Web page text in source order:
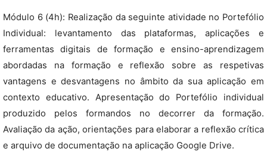
Módulo 6 (4h): Realização da seguinte atividade no Portefólio
Individual: levantamento das plataformas, aplicações e
ferramentas digitais de formação e ensino-aprendizagem
abordadas na formação e reflexão sobre as respetivas
vantagens e desvantagens no âmbito da sua aplicação em
contexto educativo. Apresentação do Portefólio individual
produzido pelos formandos no decorrer da formação.
Avaliação da ação, orientações para elaborar a reflexão crítica
e arquivo de documentação na aplicação Google Drive.